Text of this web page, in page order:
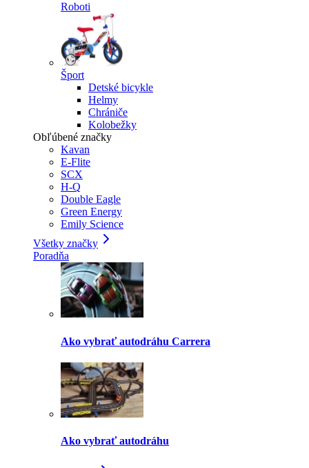
Roboti
Šport
Detské bicykle
Helmy
Chrániče
Kolobežky
Obľúbené značky
Kavan
E-Flite
SCX
H-Q
Double Eagle
Green Energy
Emily Science
Všetky značky
Poradňa
Ako vybrať autodráhu Carrera
Ako vybrať autodráhu